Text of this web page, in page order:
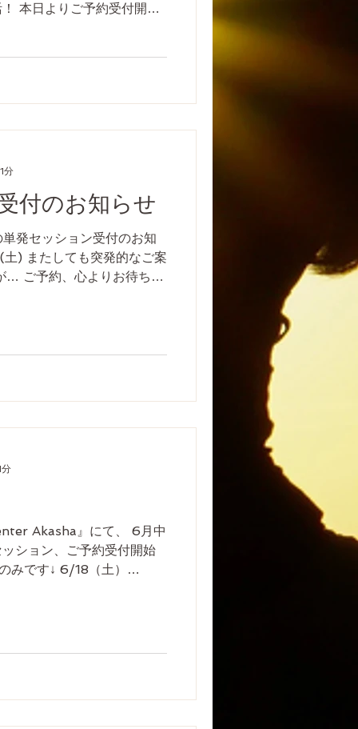
本日よりご予約受付開始
付のお知らせ
発セッション受付のお知
) またしても突発的なご案
… ご予約、心よりお待ちし
分
Akasha』にて、 6月中
ション、ご予約受付開始
みです↓ 6/18（土）
分